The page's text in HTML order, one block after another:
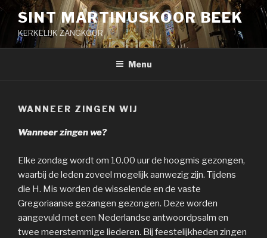
Naar
inhoud
springen
SINT MARTINUSKOOR BEEK
KERKELIJK ZANGKOOR
Menu
WANNEER ZINGEN WIJ
Wanneer zingen we?
Elke zondag wordt om 10.00 uur de hoogmis gezongen,
waarbij de leden zoveel mogelijk aanwezig zijn. Tijdens
die H. Mis worden de wisselende en de vaste
Gregoriaanse gezangen gezongen. Deze worden
aangevuld met een Nederlandse antwoordpsalm en
twee meerstemmige liederen. Bij feestelijkheden zingen